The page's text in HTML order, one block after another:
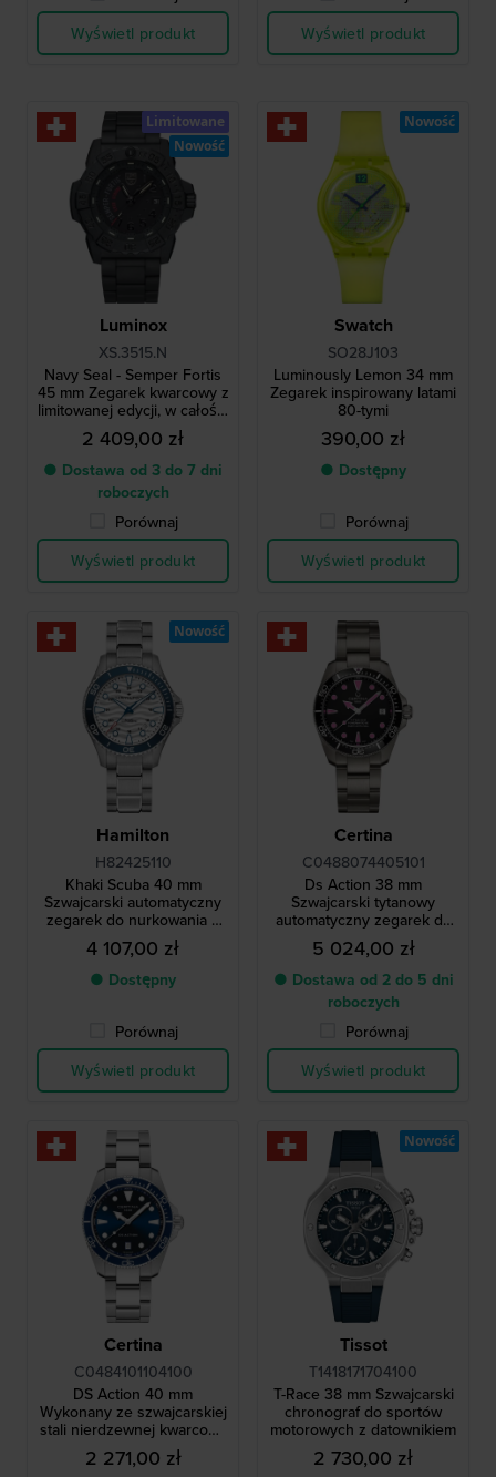
Wyświetl produkt
Wyświetl produkt
Luminox
XS.3515.N
Navy Seal - Semper Fortis
45 mm Zegarek kwarcowy z
limitowanej edycji, w całości
wykonany z materiału
Carbonox, wyprodukowany
w Szwajcarii
2 409,00 zł
● Dostawa od 3 do 7 dni
roboczych
Porównaj
Wyświetl produkt
Limitowane
Nowość
Swatch
SO28J103
Luminously Lemon 34 mm
Zegarek inspirowany latami
80-tymi
390,00 zł
● Dostępny
Porównaj
Wyświetl produkt
Nowość
Hamilton
H82425110
Khaki Scuba 40 mm
Szwajcarski automatyczny
zegarek do nurkowania z
datownikiem
4 107,00 zł
● Dostępny
Porównaj
Wyświetl produkt
Nowość
Certina
C0488074405101
Ds Action 38 mm
Szwajcarski tytanowy
automatyczny zegarek do
nurkowania ISO 6425
5 024,00 zł
● Dostawa od 2 do 5 dni
roboczych
Porównaj
Wyświetl produkt
Certina
C0484101104100
DS Action 40 mm
Wykonany ze szwajcarskiej
stali nierdzewnej kwarcowy
zegarek nurkowy z
datownikiem
2 271,00 zł
Tissot
T1418171704100
T-Race 38 mm Szwajcarski
chronograf do sportów
motorowych z datownikiem
2 730,00 zł
Nowość